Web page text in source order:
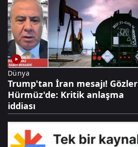
Dünya
Trump'tan İran mesajı! Gözler
Hürmüz'de: Kritik anlaşma
iddiası